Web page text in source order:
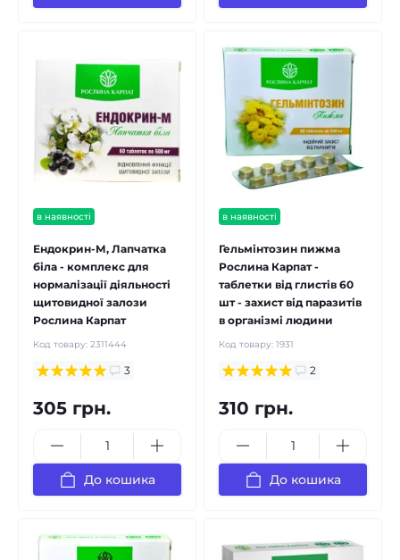
в наявності
Ендокрин-М, Лапчатка
біла - комплекс для
нормалізації діяльності
щитовидної залози
Рослина Карпат
Код товару: 2311444
3
305 грн.
До кошика
в наявності
Гельмінтозин пижма
Рослина Карпат -
таблетки від глистів 60
шт - захист від паразитів
в організмі людини
Код товару: 1931
2
310 грн.
До кошика